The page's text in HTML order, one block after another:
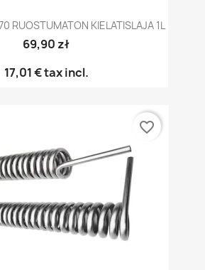
RUOSTUMATON KIELATISLAJA 1L
69,90 zł
17,01 €tax incl.
favorite_border